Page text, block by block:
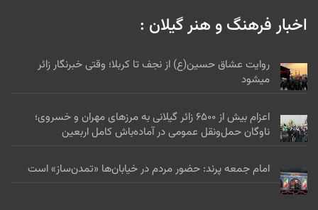
اخبار فرهنگ و هنر گیلان :
روایت عشاق حسین(ع) از نجف تا کربلا؛ وقتی خبرنگار زائر
میشود
اعزام بیش از ۶۵۰۰ زائر گیلانی به مرزهای مهران و خسروی؛
ناوگان حمل‌ونقل عمومی در آماده‌باش کامل اربعین
امام جمعه پرند: حضور مردم در خیابان‌ها «تمدن‌ساز» است